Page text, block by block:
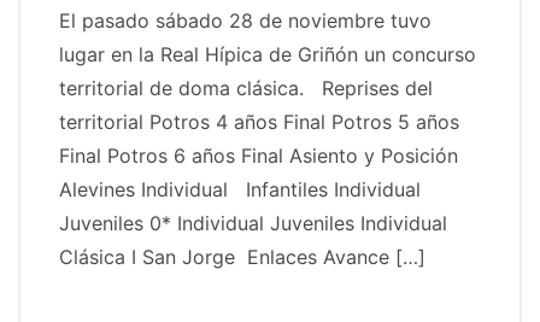
El pasado sábado 28 de noviembre tuvo
lugar en la Real Hípica de Griñón un concurso
territorial de doma clásica. Reprises del
territorial Potros 4 años Final Potros 5 años
Final Potros 6 años Final Asiento y Posición
Alevines Individual Infantiles Individual
Juveniles 0* Individual Juveniles Individual
Clásica I San Jorge Enlaces Avance […]